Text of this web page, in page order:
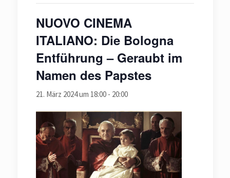
NUOVO CINEMA
ITALIANO: Die Bologna
Entführung – Geraubt im
Namen des Papstes
21. März 2024 um 18:00- 20:00